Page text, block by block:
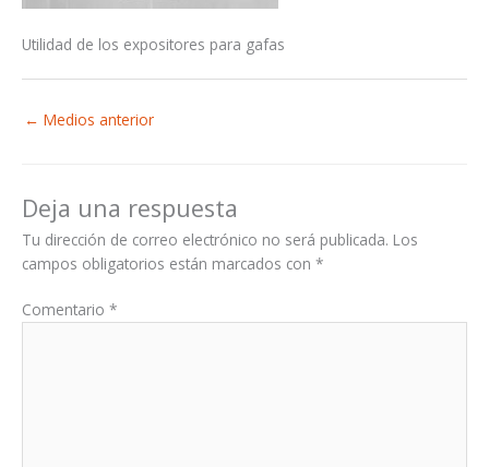
Utilidad de los expositores para gafas
← Medios anterior
Deja una respuesta
Tu dirección de correo electrónico no será publicada. Los
campos obligatorios están marcados con *
Comentario *